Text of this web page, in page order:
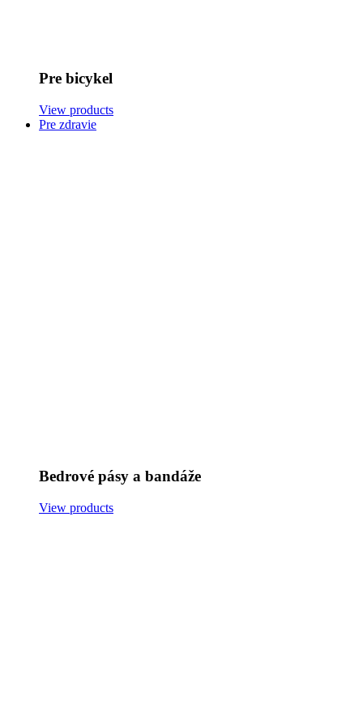
Pre bicykel
View products
Pre zdravie
Bedrové pásy a bandáže
View products